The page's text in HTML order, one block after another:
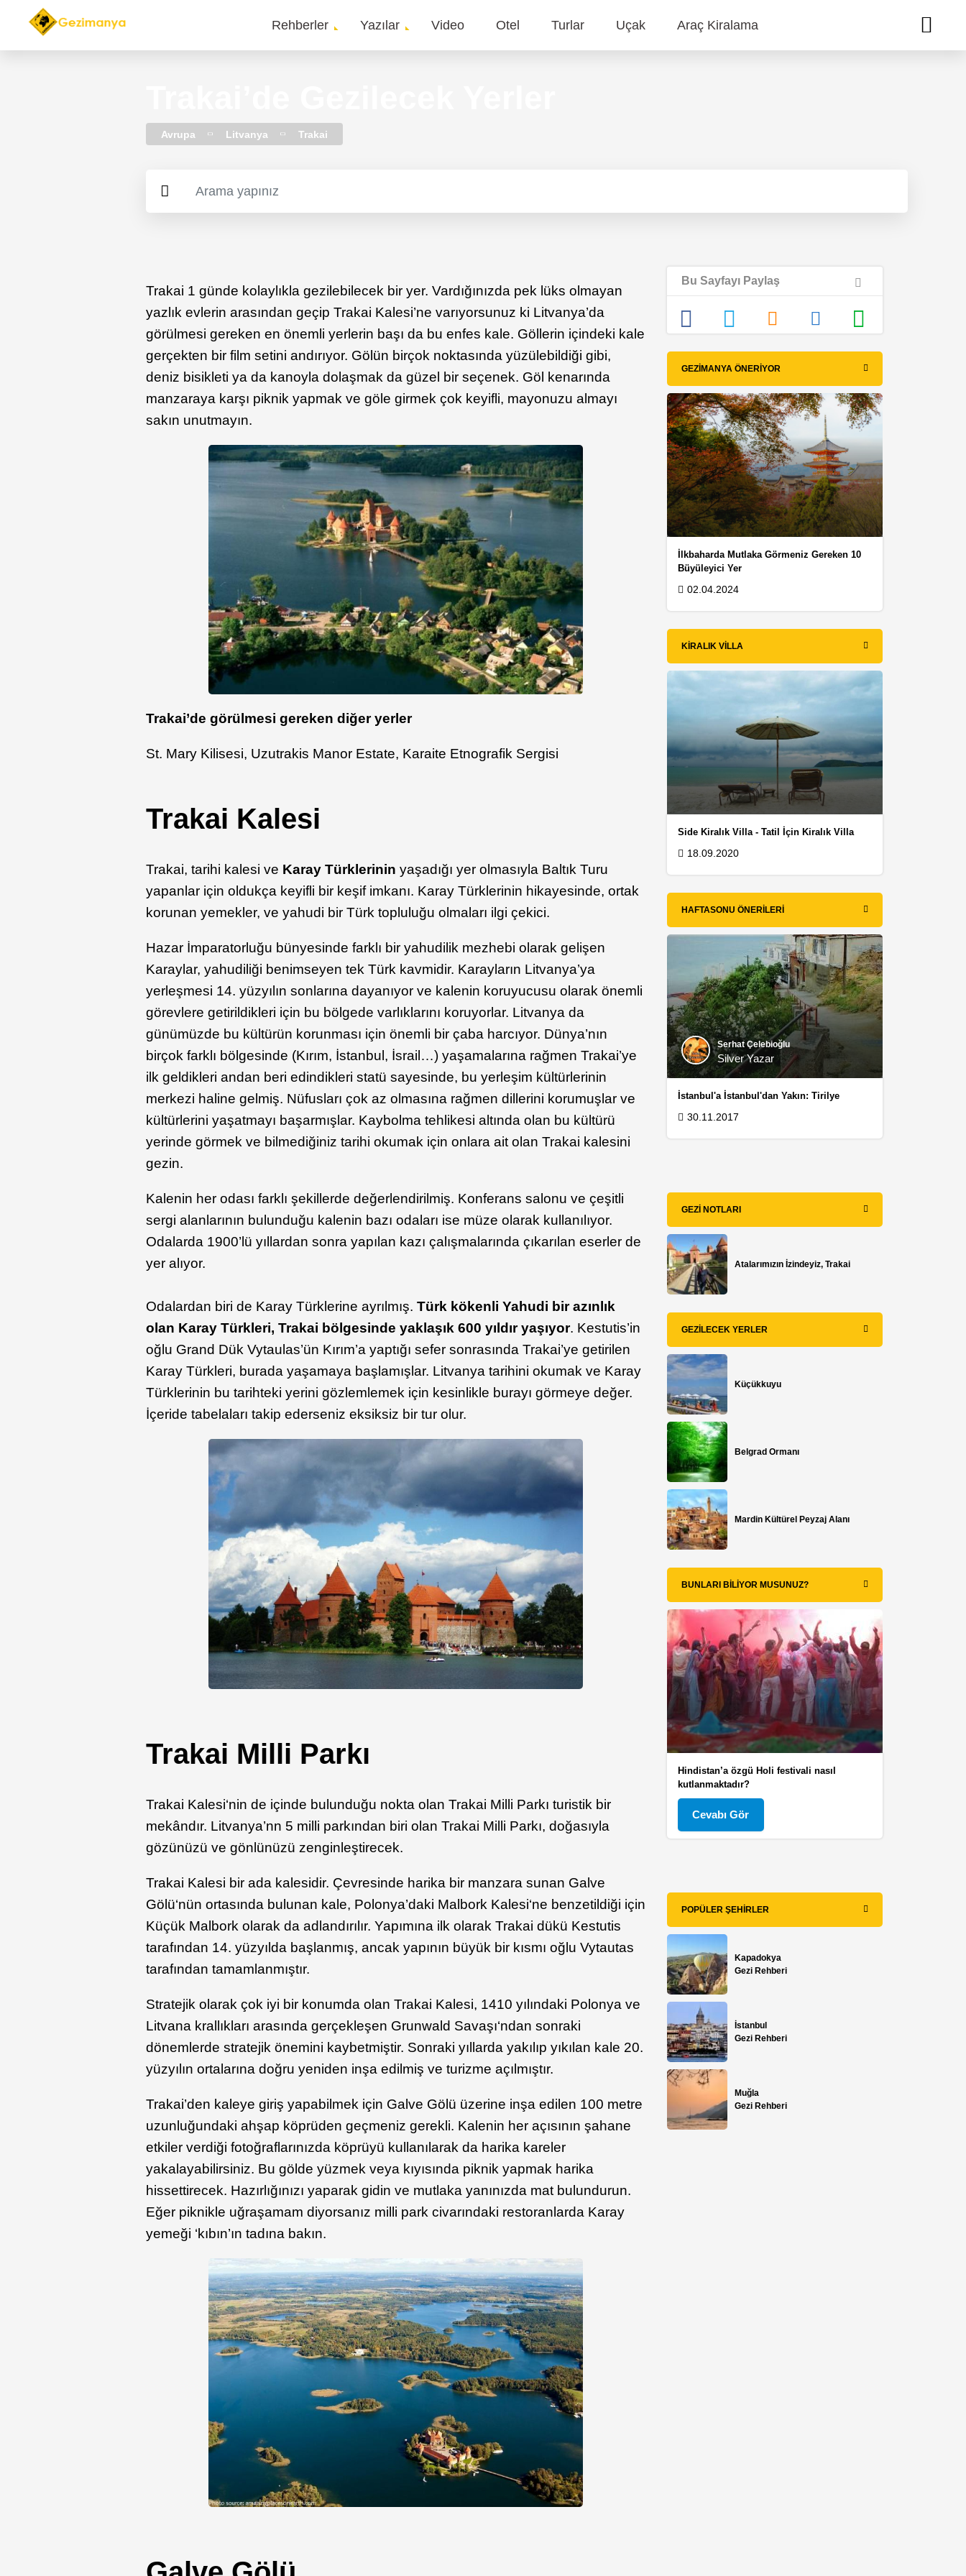
Main
Rehberler Yazılar Video Otel Turlar Uçak Araç Kiralama
Avrupa Litvanya Trakai
Trakai 1 günde kolaylıkla gezilebilecek bir yer. Vardığınızda pek lüks olmayan
yazlık evlerin arasından geçip Trakai Kalesi’ne varıyorsunuz ki Litvanya’da
görülmesi gereken en önemli yerlerin başı da bu enfes kale. Göllerin içindeki kale
gerçekten bir film setini andırıyor. Gölün birçok noktasında yüzülebildiği gibi,
deniz bisikleti ya da kanoyla dolaşmak da güzel bir seçenek. Göl kenarında
manzaraya karşı piknik yapmak ve göle girmek çok keyifli, mayonuzu almayı
sakın unutmayın.
Trakai’de görülmesi gereken diğer yerler
St. Mary Kilisesi, Uzutrakis Manor Estate, Karaite Etnografik Sergisi
Trakai Kalesi
Trakai, tarihi kalesi ve Karay Türklerinin yaşadığı yer olmasıyla Baltık Turu
yapanlar için oldukça keyifli bir keşif imkanı. Karay Türklerinin hikayesinde, ortak
korunan yemekler, ve yahudi bir Türk topluluğu olmaları ilgi çekici.
Hazar İmparatorluğu bünyesinde farklı bir yahudilik mezhebi olarak gelişen
Karaylar, yahudiliği benimseyen tek Türk kavmidir. Karayların Litvanya’ya
yerleşmesi 14. yüzyılın sonlarına dayanıyor ve kalenin koruyucusu olarak önemli
görevlere getirildikleri için bu bölgede varlıklarını koruyorlar. Litvanya da
günümüzde bu kültürün korunması için önemli bir çaba harcıyor. Dünya’nın
birçok farklı bölgesinde (Kırım, İstanbul, İsrail…) yaşamalarına rağmen Trakai’ye
ilk geldikleri andan beri edindikleri statü sayesinde, bu yerleşim kültürlerinin
merkezi haline gelmiş. Nüfusları çok az olmasına rağmen dillerini korumuşlar ve
kültürlerini yaşatmayı başarmışlar. Kaybolma tehlikesi altında olan bu kültürü
yerinde görmek ve bilmediğiniz tarihi okumak için onlara ait olan Trakai kalesini
gezin.
Kalenin her odası farklı şekillerde değerlendirilmiş. Konferans salonu ve çeşitli
sergi alanlarının bulunduğu kalenin bazı odaları ise müze olarak kullanılıyor.
Odalarda 1900’lü yıllardan sonra yapılan kazı çalışmalarında çıkarılan eserler de
yer alıyor.
Odalardan biri de Karay Türklerine ayrılmış.Türk kökenli Yahudi bir azınlık
olan Karay Türkleri, Trakai bölgesinde yaklaşık 600 yıldır yaşıyor. Kestutis’in
oğlu Grand Dük Vytaulas’ün Kırım’a yaptığı sefer sonrasında Trakai’ye getirilen
Karay Türkleri, burada yaşamaya başlamışlar. Litvanya tarihini okumak ve Karay
Türklerinin bu tarihteki yerini gözlemlemek için kesinlikle burayı görmeye değer.
İçeride tabelaları takip ederseniz eksiksiz bir tur olur.
Trakai Milli Parkı
Trakai Kalesi‘nin de içinde bulunduğu nokta olan Trakai Milli Parkı turistik bir
mekândır. Litvanya’nn 5 milli parkından biri olan Trakai Milli Parkı, doğasıyla
gözünüzü ve gönlünüzü zenginleştirecek.
Trakai Kalesi bir ada kalesidir. Çevresinde harika bir manzara sunan Galve
Gölü‘nün ortasında bulunan kale, Polonya’daki Malbork Kalesi‘ne benzetildiği için
Küçük Malbork olarak da adlandırılır. Yapımına ilk olarak Trakai dükü Kestutis
tarafından 14. yüzyılda başlanmış, ancak yapının büyük bir kısmı oğlu Vytautas
tarafından tamamlanmıştır.
Stratejik olarak çok iyi bir konumda olan Trakai Kalesi, 1410 yılındaki Polonya ve
Litvana krallıkları arasında gerçekleşen Grunwald Savaşı‘ndan sonraki
dönemlerde stratejik önemini kaybetmiştir. Sonraki yıllarda yakılıp yıkılan kale 20.
yüzyılın ortalarına doğru yeniden inşa edilmiş ve turizme açılmıştır.
Trakai’den kaleye giriş yapabilmek için Galve Gölü üzerine inşa edilen 100 metre
uzunluğundaki ahşap köprüden geçmeniz gerekli. Kalenin her açısının şahane
etkiler verdiği fotoğraflarınızda köprüyü kullanılarak da harika kareler
yakalayabilirsiniz. Bu gölde yüzmek veya kıyısında piknik yapmak harika
hissettirecek. Hazırlığınızı yaparak gidin ve mutlaka yanınızda mat bulundurun.
Eğer piknikle uğraşamam diyorsanız milli park civarındaki restoranlarda Karay
yemeği ‘kıbın’ın tadına bakın.
Bu Sayfayı Paylaş
GEZIMANYA ÖNERIYOR
İlkbaharda Mutlaka Görmeniz Gereken 10
Büyüleyici Yer
02.04.2024
KIRALIK VILLA
Side Kiralık Villa - Tatil İçin Kiralık Villa
18.09.2020
HAFTASONU ÖNERILERI
Serhat Çelebioğlu
Silver Yazar
İstanbul'a İstanbul'dan Yakın: Tirilye
30.11.2017
GEZI NOTLARI
Atalarımızın İzindeyiz, Trakai
GEZILECEK YERLER
Küçükkuyu
Belgrad Ormanı
Mardin Kültürel Peyzaj Alanı
BUNLARI BILIYOR MUSUNUZ?
Hindistan’a özgü Holi festivali nasıl
kutlanmaktadır?
Cevabı Gör
POPÜLER ŞEHIRLER
Kapadokya
Gezi Rehberi
İstanbul
Gezi Rehberi
Muğla
Gezi Rehberi